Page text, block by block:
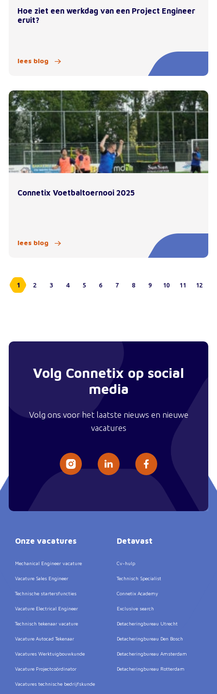
Hoe ziet een werkdag van een Project Engineer
eruit?
lees blog
Connetix Voetbaltoernooi 2025
lees blog
1 2 3 4 5 6 7 8 9 10 11 12
Volg Connetix op social
media
Volg ons voor het laatste nieuws en nieuwe
vacatures
Onze vacatures
Mechanical Engineer vacature
Vacature Sales Engineer
Technische startersfuncties
Vacature Electrical Engineer
Technisch tekenaar vacature
Vacature Autocad Tekenaar
Vacatures Werktuigbouwkunde
Vacature Projectcoördinator
Vacatures technische bedrijfskunde
Detavast
Cv-hulp
Technisch Specialist
Connetix Academy
Exclusive search
Detacheringbureau Utrecht
Detacheringbureau Den Bosch
Detacheringbureau Amsterdam
Detacheringbureau Rotterdam